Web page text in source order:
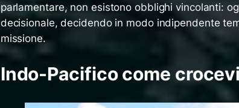
parlamentare, non esistono obblighi vincolanti:
decisionale, decidendo in modo indipendente
missione.
Indo-Pacifico come